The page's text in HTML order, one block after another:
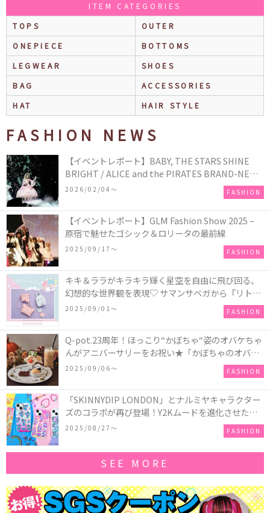
ITEM CATEGORIES
TOPS
OUTER
ONEPIECE
BOTTOMS
LEGWEAR
SHOES
BAG
ACCESSORIES
HAT
HAIR STYLE
FASHION NEWS
【イベントレポート】BABY, THE STARS SHINE
BRIGHT / ALICE and the PIRATES BRAND-NEW
COLLECTION in TOKYO
2026/02/04〜 FASHION
【イベントレポート】GLM Fashion Show 2025 –
原宿で魅せたゴシック＆ロリータの最前線
2025/09/17〜 FASHION
キキ＆ララがキラキラ輝く星空を自由に飛び回る、
幻想的な世界観を表現♡ サマンサベガから『リトル
ツインスターズ』50周年アニバーサリーイヤー』を
2025/09/01〜 FASHION
Q-pot.23周年！ほっこり“かぼちゃ“姿のオバケちゃ
んがアニバーサリーをお祝い★「かぼちゃのオバケ
ーキアクセサリー」が新発売！Q-pot CAFE.では
「かぼちゃのオバケーキプレート」も登場
2025/09/06〜 FASHION
「SKINNYDIP LONDON」とナルミヤキャラクター
ズのコラボが再び登場！Y2Kムードを進化させた新
作コレクションを発売♪
2025/08/27〜 FASHION
SEE MORE